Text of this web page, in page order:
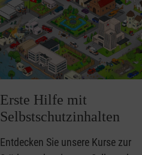
Erste Hilfe mit
Selbstschutzinhalten
Entdecken Sie unsere Kurse zur